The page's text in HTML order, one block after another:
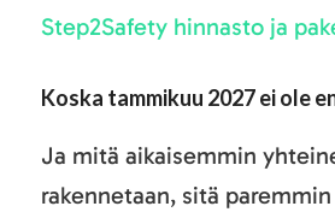
Step2Safety hinnasto ja
Koska tammikuu 2027 ei ole
Ja mitä aikaisemmin
rakennetaan, sitä